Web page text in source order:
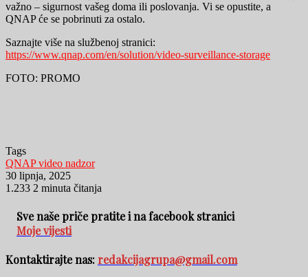
važno – sigurnost vašeg doma ili poslovanja. Vi se opustite, a
QNAP će se pobrinuti za ostalo.
Saznajte više na službenoj stranici:
https://www.qnap.com/en/solution/video-surveillance-storage
FOTO: PROMO
Tags
QNAP video nadzor
30 lipnja, 2025
1.233 2 minuta čitanja
Sve naše priče pratite i na facebook stranici
Moje vijesti
Kontaktirajte nas:redakcijagrupa@gmail.com